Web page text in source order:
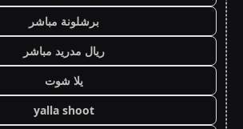
برشلونة مباشر
ريال مدريد مباشر
يلا شوت
yalla shoot